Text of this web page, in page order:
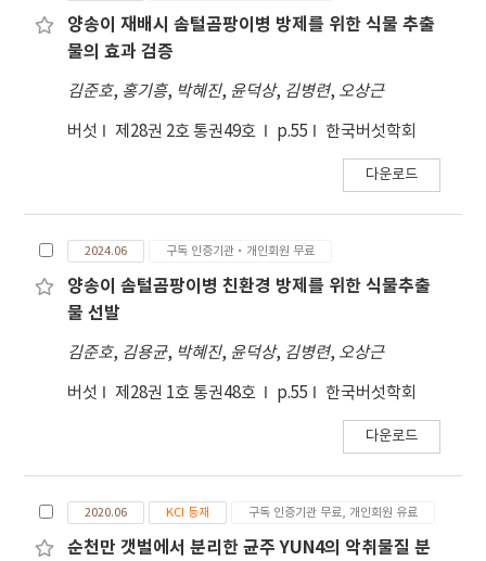
양송이 재배시 솜털곰팡이병 방제를 위한 식물 추출
물의 효과 검증
김준호, 홍기흥, 박혜진, 윤덕상, 김병련, 오상근
버섯 제28권 2호 통권49호 p.55 한국버섯학회
다운로드
2024.06 구독 인증기관·개인회원 무료
양송이 솜털곰팡이병 친환경 방제를 위한 식물추출
물 선발
김준호, 김용균, 박혜진, 윤덕상, 김병련, 오상근
버섯 제28권 1호 통권48호 p.55 한국버섯학회
다운로드
2020.06 KCI 등재 구독 인증기관 무료, 개인회원 유료
순천만 갯벌에서 분리한 균주 YUN4의 악취물질 분